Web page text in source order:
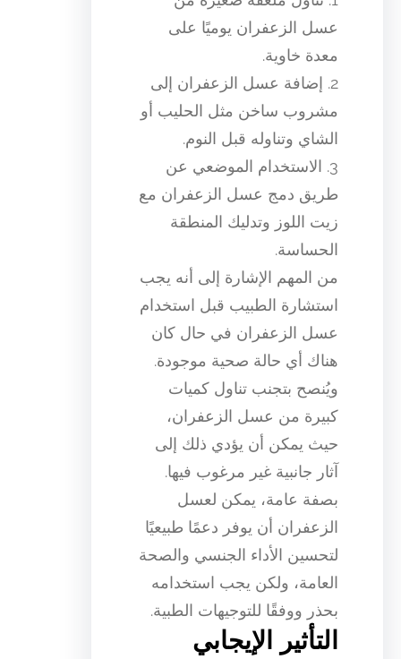
عسل الزعفران يوميًا على
معدة خاوية.
2. إضافة عسل الزعفران إلى
مشروب ساخن مثل الحليب أو
الشاي وتناوله قبل النوم.
3. الاستخدام الموضعي عن
طريق دمج عسل الزعفران مع
زيت اللوز وتدليك المنطقة
الحساسة.
من المهم الإشارة إلى أنه يجب
استشارة الطبيب قبل استخدام
عسل الزعفران في حال كان
هناك أي حالة صحية موجودة.
ويُنصح بتجنب تناول كميات
كبيرة من عسل الزعفران،
حيث يمكن أن يؤدي ذلك إلى
آثار جانبية غير مرغوب فيها.
بصفة عامة، يمكن لعسل
الزعفران أن يوفر دعمًا طبيعيًا
لتحسين الأداء الجنسي والصحة
العامة، ولكن يجب استخدامه
بحذر ووفقًا للتوجيهات الطبية.
التأثير الإيجابي